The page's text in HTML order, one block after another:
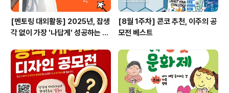
[멘토링 대외활동] 2025년, 잡생
각 없이 가장 '나답게' 성공하는 법
[8월 1주차] 콘코 추천, 이주의 공
모전 베스트